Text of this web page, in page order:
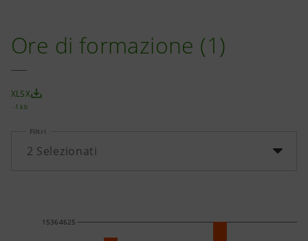
Ore di formazione (1)
XLSX
-1 kb
Filtri
2 Selezionati
15364625